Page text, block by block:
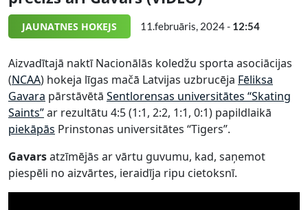
JAUNATNES HOKEJS 11.februāris, 2024 - 12:54
Aizvadītajā naktī Nacionālās koledžu sporta asociācijas
(NCAA) hokeja līgas mačā Latvijas uzbrucēja Fēliksa
Gavara pārstāvētā Sentlorensas universitātes “Skating
Saints”ar rezultātu 4:5 (1:1, 2:2, 1:1, 0:1) papildlaikā
piekāpās Prinstonas universitātes “Tigers”.
Gavarsatzīmējās ar vārtu guvumu, kad, saņemot
piespēli no aizvārtes, ieraidīja ripu cietoksnī.